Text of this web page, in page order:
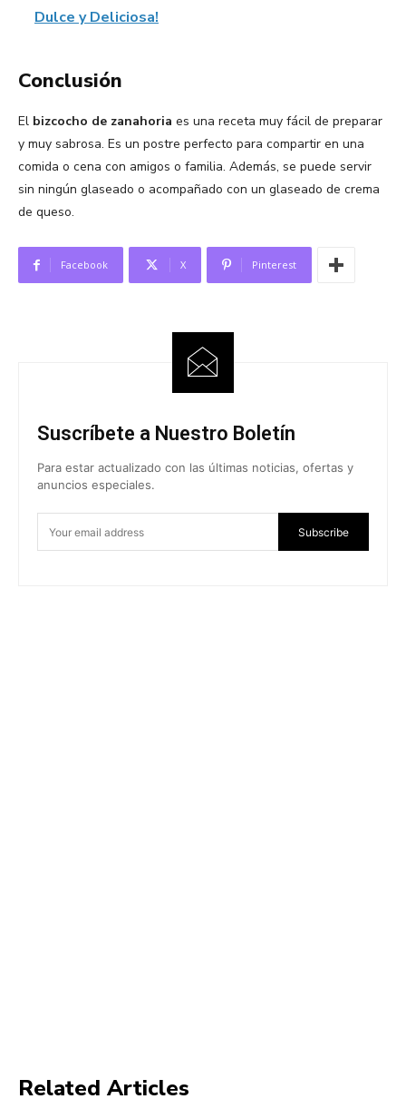
Dulce y Deliciosa!
Conclusión
El bizcocho de zanahoria es una receta muy fácil de preparar
y muy sabrosa. Es un postre perfecto para compartir en una
comida o cena con amigos o familia. Además, se puede servir
sin ningún glaseado o acompañado con un glaseado de crema
de queso.
Facebook X Pinterest
Suscríbete a Nuestro Boletín
Para estar actualizado con las últimas noticias, ofertas y
anuncios especiales.
Subscribe
Related Articles